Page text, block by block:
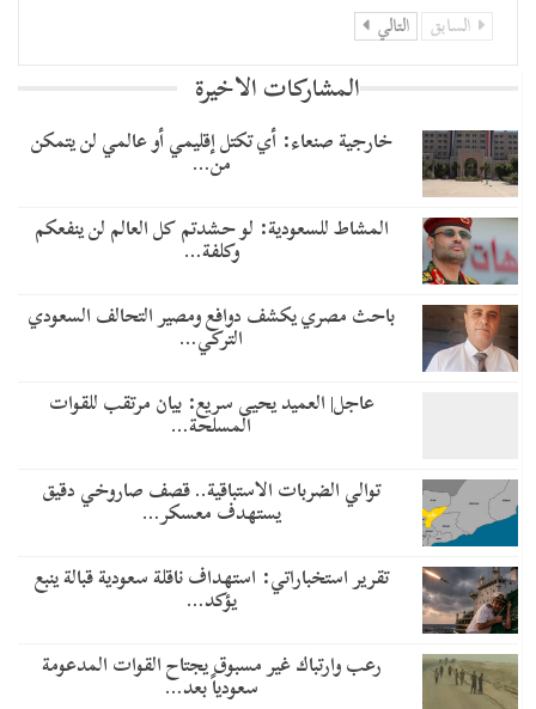
السابق التالي
المشاركات الاخيرة
خارجية صنعاء: أي تكتل إقليمي أو عالمي لن يتمكن
من…
المشاط للسعودية: لو حشدتم كل العالم لن ينفعكم
وكلفة…
باحث مصري يكشف دوافع ومصير التحالف السعودي
التركي…
عاجل| العميد يحيى سريع: بيان مرتقب للقوات
المسلحة…
توالي الضربات الاستباقية.. قصف صاروخي دقيق
يستهدف معسكر…
تقرير استخباراتي: استهداف ناقلة سعودية قبالة ينبع
يؤكد…
رعب وارتباك غير مسبوق يجتاح القوات المدعومة
سعودياً بعد…